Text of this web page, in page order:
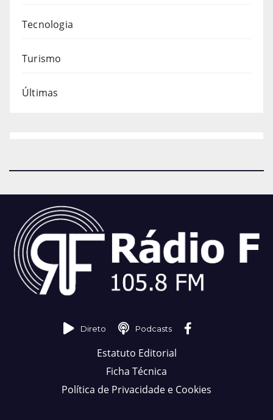
Tecnologia
Turismo
Últimas
Direto Podcasts
Estatuto Editorial
Ficha Técnica
Política de Privacidade e Cookies